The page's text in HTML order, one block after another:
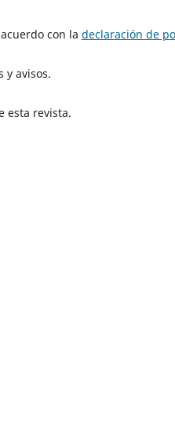
con la declaración de
y avisos.
esta revista.